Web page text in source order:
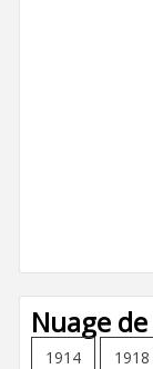
Nuage
1914 1918